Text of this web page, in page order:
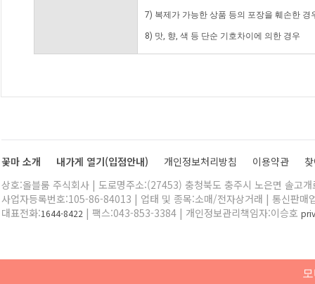
7) 복제가 가능한 상품 등의 포장을 훼손한 경
8) 맛, 향, 색 등 단순 기호차이에 의한 경우
꽃마 소개 내가게 열기(입점안내) 개인정보처리방침 이용약관
상호:올블룸 주식회사 | 도로명주소:(27453) 충청북도 충주시 노은면 솔고
사업자등록번호:105-86-84013 | 업태 및 종목:소매/전자상거래 | 통신판매
대표전화:1644-8422 | 팩스:043-853-3384 | 개인정보관리책임자:이승호